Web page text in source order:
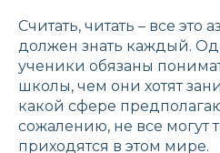
Считать, читать – все это
должен знать каждый.
ученики обязаны
школы, чем они хотят
какой сфере
сожалению, не все могут
приходятся в этом мире.